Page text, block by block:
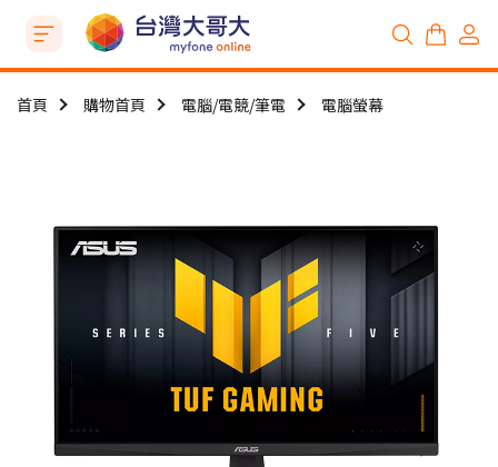
首頁 購物首頁 電腦/電競/筆電 電腦螢幕